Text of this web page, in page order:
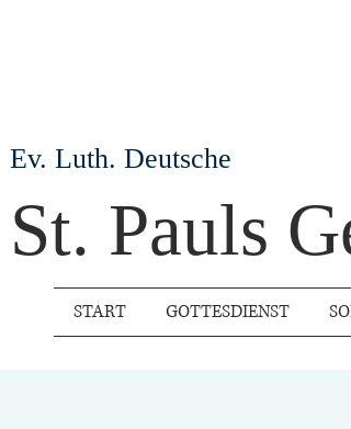
Ev. Luth. Deutsche
St. Pauls
START GOTTESDIENST